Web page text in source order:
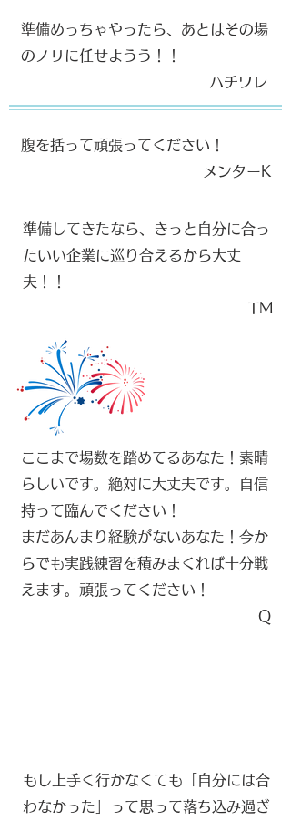
準備めっちゃやったら、あとはその場
のノリに任せようう！！
ハチワレ
腹を括って頑張ってください！
​メンターK
準備してきたなら、きっと自分に合っ
たいい企業に巡り合えるから大丈
夫！！
​TM
ここまで場数を踏めてるあなた！素晴
らしいです。絶対に大丈夫です。自信
持って臨んでください！
まだあんまり経験がないあなた！今か
らでも実践練習を積みまくれば十分戦
えます。頑張ってください！
​Q
もし上手く行かなくても「自分には合
わなかった」って思って落ち込み過ぎ